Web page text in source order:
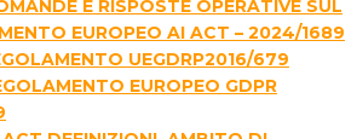
E RISPOSTE OPERATIVE SUL
EUROPEO AI ACT – 2024/1689
UEGDRP2016/679
EUROPEO GDPR